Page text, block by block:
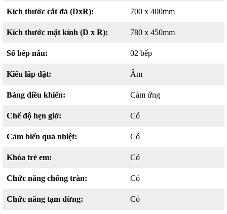
Kích thước cắt đá (DxR): 700 x 400mm
Kích thước mặt kính (D x R): 780 x 450mm
Số bếp nấu: 02 bếp
Kiểu lắp đặt: Âm
Bảng điều khiển: Cảm ứng
Chế độ hẹn giờ: Có
Cảm biến quá nhiệt: Có
Khóa trẻ em: Có
Chức năng chống tràn: Có
Chức năng tạm dừng: Có